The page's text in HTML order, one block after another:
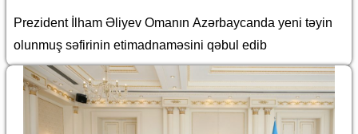
Prezident İlham Əliyev Omanın Azərbaycanda yeni təyin
olunmuş səfirinin etimadnaməsini qəbul edib